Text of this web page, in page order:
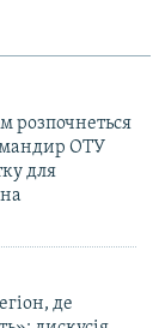
розпочнеться
ОТУ
для
де